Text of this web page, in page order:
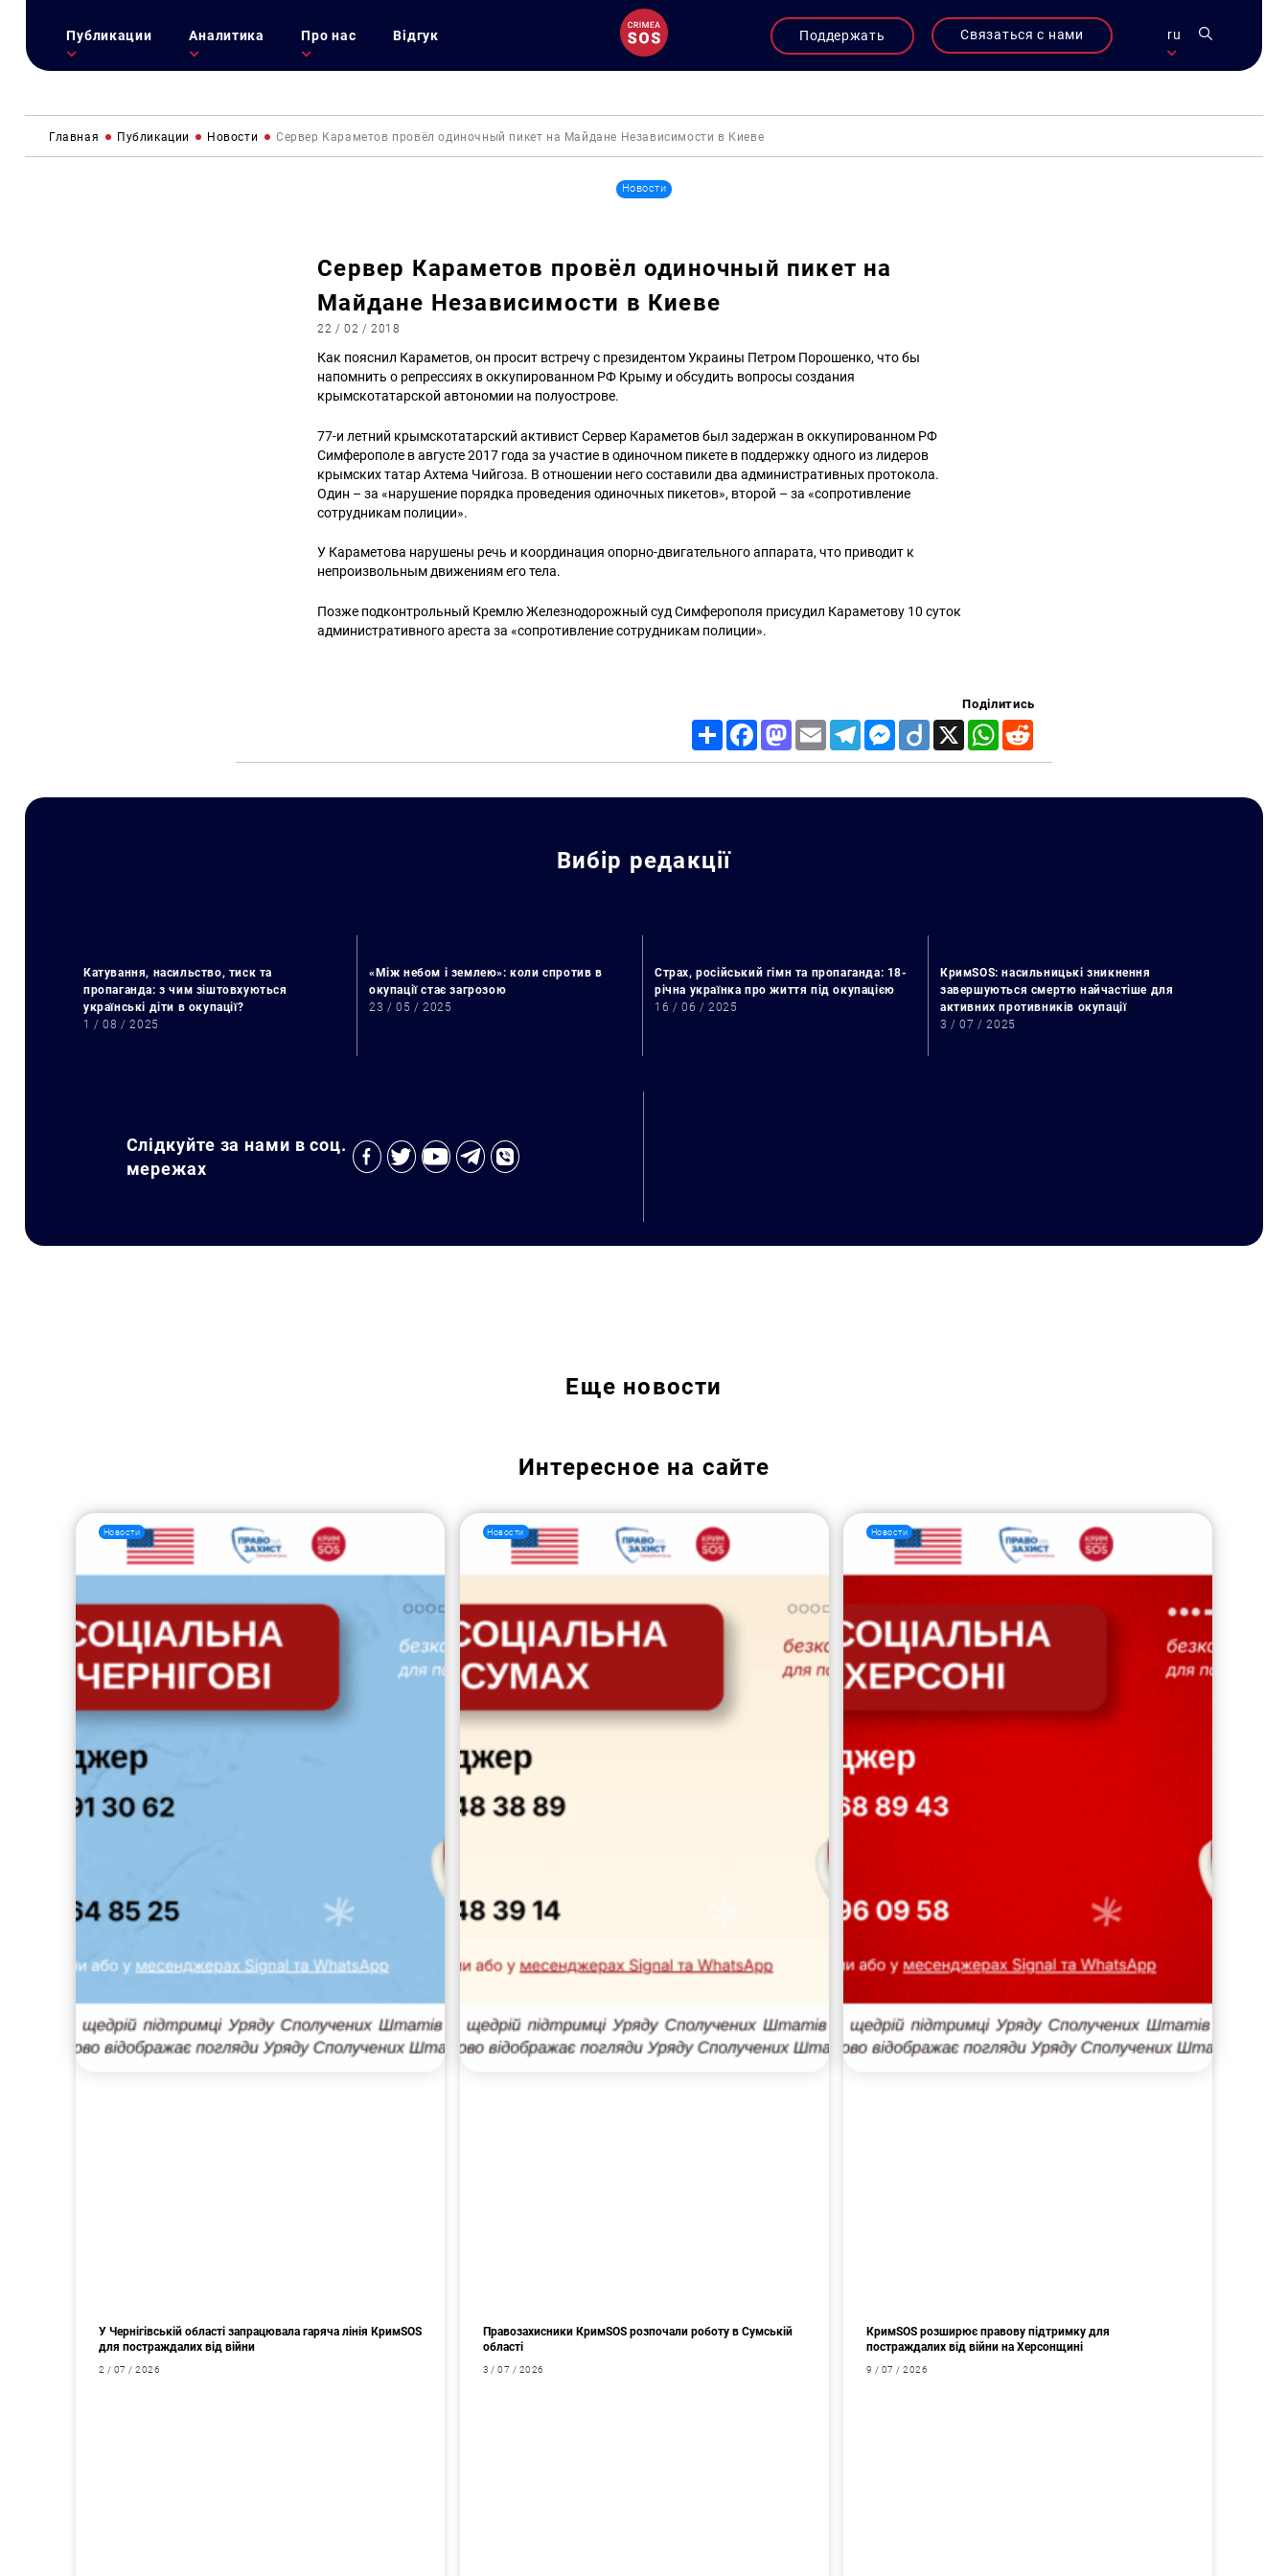
Публикации Аналитика Про нас Відгук Поддержать Связаться с нами ru
Главная Публикации Новости Сервер Караметов провёл одиночный пикет на Майдане Независимости в Киеве
Новости
Сервер Караметов провёл одиночный пикет на
Майдане Независимости в Киеве
22 / 02 / 2018
Как пояснил Караметов, он просит встречу с президентом Украины Петром Порошенко, что бы
напомнить о репрессиях в оккупированном РФ Крыму и обсудить вопросы создания
крымскотатарской автономии на полуострове.
77-и летний крымскотатарский активист Сервер Караметов был задержан в оккупированном РФ
Симферополе в августе 2017 года за участие в одиночном пикете в поддержку одного из лидеров
крымских татар Ахтема Чийгоза. В отношении него составили два административных протокола.
Один – за «нарушение порядка проведения одиночных пикетов», второй – за «сопротивление
сотрудникам полиции».
У Караметова нарушены речь и координация опорно-двигательного аппарата, что приводит к
непроизвольным движениям его тела.
Позже подконтрольный Кремлю Железнодорожный суд Симферополя присудил Караметову 10 суток
административного ареста за «сопротивление сотрудникам полиции».
Поділитись
Share FacebookMastodon
Email TelegramMessenger
Diigo X WhatsApp
Вибір редакції
Катування, насильство, тиск та
пропаганда: з чим зіштовхуються
українські діти в окупації?
1 / 08 / 2025
«Між небом і землею»: коли спротив в
окупації стає загрозою
23 / 05 / 2025
Страх, російський гімн та пропаганда: 18-
річна українка про життя під окупацією
16 / 06 / 2025
КримSOS: насильницькі зникнення
завершуються смертю найчастіше для
активних противників окупації
3 / 07 / 2025
Слідкуйте за нами в соц.
мережах
Еще новости
Интересное на сайте
Новости
У Чернігівській області запрацювала гаряча лінія КримSOS
для постраждалих від війни
2 / 07 / 2026
Новости
Правозахисники КримSOS розпочали роботу в Сумській
області
3 / 07 / 2026
Новости
КримSOS розширює правову підтримку для
постраждалих від війни на Херсонщині
9 / 07 / 2026